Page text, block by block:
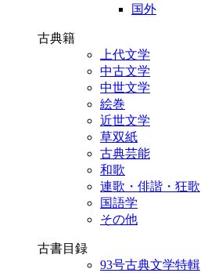
国外
古典籍
上代文学
中古文学
中世文学
絵巻
近世文学
草双紙
古典芸能
和歌
連歌・俳諧・狂歌
国語学
その他
古書目録
93号古典文学特輯